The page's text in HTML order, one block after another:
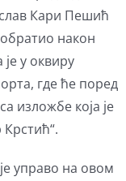
Кари Пешић
након
у оквиру
где ће поред
изложбе која је
управо на овом